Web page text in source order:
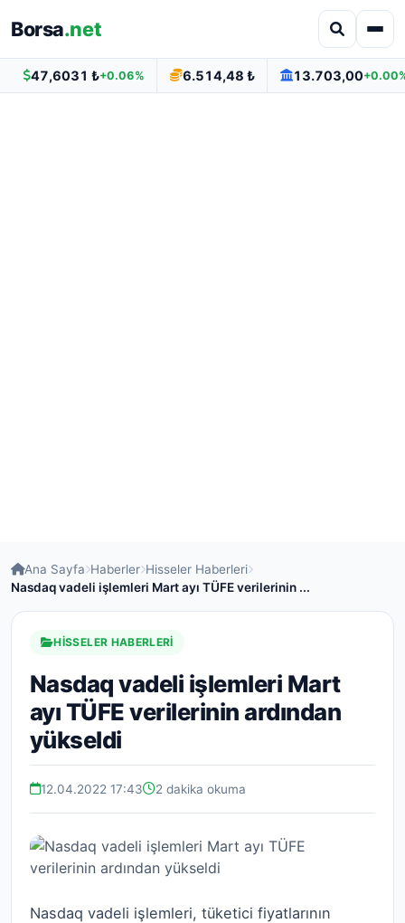
Borsa.net
47,6031 ₺+0.06% 6.514,48 ₺ 13.703,00
Ana Sayfa Haberler Hisseler Haberleri
Nasdaq vadeli işlemleri Mart ayı TÜFE verilerinin ...
HISSELER HABERLERI
Nasdaq vadeli işlemleri Mart
ayı TÜFE verilerinin ardından
yükseldi
12.04.2022 17:43 2 dakika okuma
Nasdaq vadeli işlemleri, tüketici fiyatlarının